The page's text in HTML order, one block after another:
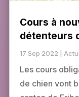
Cours à
détenteurs
17 Sep 2022
Les cours
de chien vont